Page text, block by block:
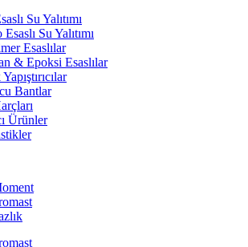
Su Yalıtımı
Su Yalıtımı
Esaslılar
& Epoksi Esaslılar
Bantlar
Ürünler